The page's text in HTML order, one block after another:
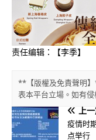
责任编辑：【李季】
**【版權及免責聲明
表本平台立場。如有侵
上
疫情时
点举行